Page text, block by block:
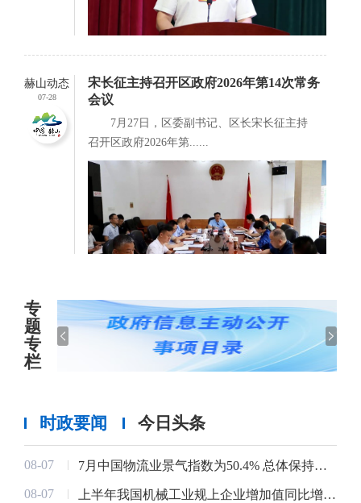
赫山动态
07-28
宋长征主持召开区政府2026年第14次常务
会议
7月27日，区委副书记、区长宋长征主持
召开区政府2026年第......
部门动态
08-04
赫山区文联：主动凝聚多方合力 以长效机
制擦亮清溪文学村底色
2024年底特别是今年以来，在赫山区委
宣传部的指导支持下，赫......
专
题
专
栏
时政要闻 今日头条
08-07 7月中国物流业景气指数为50.4% 总体保持扩张
08-07 上半年我国机械工业规上企业增加值同比增长6.4%